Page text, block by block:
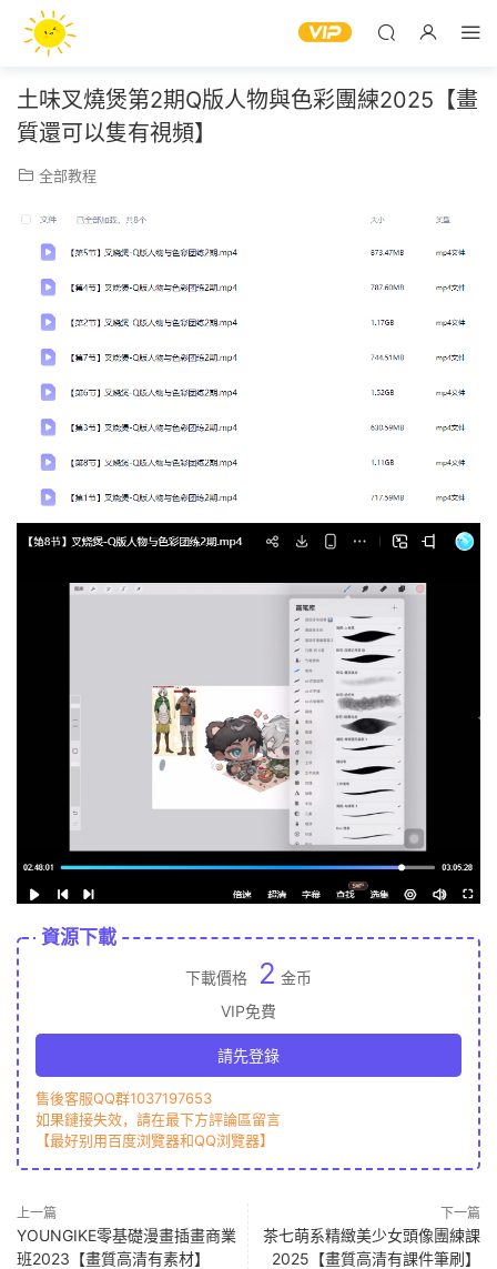
土味叉燒煲第2期Q版人物與色彩團練2025【畫
質還可以隻有視頻】
全部教程
資源下載
下載價格 2 金币
VIP免費
請先登錄
售後客服QQ群1037197653
如果鏈接失效，請在最下方評論區留言
【最好别用百度浏覽器和QQ浏覽器】
上一篇
YOUNGIKE零基礎漫畫插畫商業
班2023【畫質高清有素材】
下一篇
茶七萌系精緻美少女頭像團練課
2025【畫質高清有課件筆刷】